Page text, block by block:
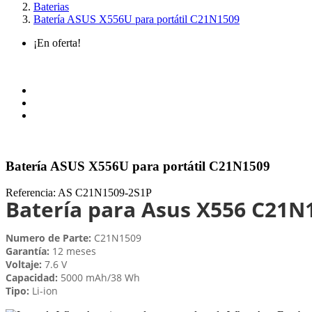
Baterias
Batería ASUS X556U para portátil C21N1509
¡En oferta!
Batería ASUS X556U para portátil C21N1509
Referencia: AS C21N1509-2S1P
Batería para Asus X556
Numero de Parte: C21N1509
Garantía: 12 meses
Voltaje: 7.6 V
Capacidad: 5000 mAh/38 Wh
Tipo: Li-ion